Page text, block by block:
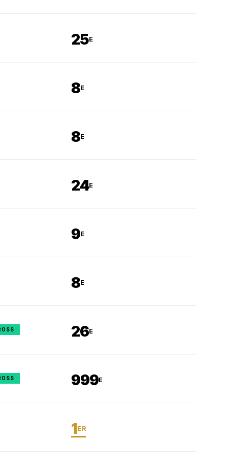
25E
8E
8E
24E
9E
8E
26E
999E
1ER